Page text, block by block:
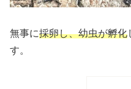
無事に採卵し、幼虫が孵化
す。